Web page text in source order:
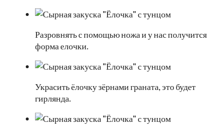
Разровнять с помощью ножа и у нас получится
форма елочки.
Украсить ёлочку зёрнами граната, это будет
гирлянда.